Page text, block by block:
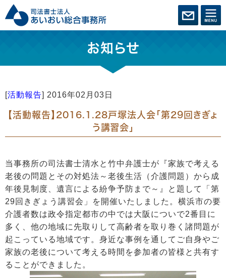
お知らせ
[活動報告] 2016年02月03日
【活動報告】2016.1.28戸塚法人会「第29回きぎょ
う講習会」
当事務所の司法書士清水と竹中弁護士が『家族で考える
老後の問題とその対処法～老後生活（介護問題）から成
年後見制度、遺言による紛争予防まで～』と題して「第
29回きぎょう講習会」を開催いたしました。横浜市の要
介護者数は政令指定都市の中では大阪についで2番目に
多く、他の地域に先取りして高齢者を取り巻く諸問題が
起こっている地域です。身近な事例を通してご自身やご
家族の老後について考える時間を参加者の皆様と共有す
ることができました。